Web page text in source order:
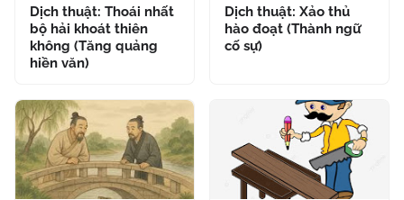
Dịch thuật: Thoái nhất
bộ hải khoát thiên
không (Tăng quảng
hiền văn)
Dịch thuật: Xảo thủ
hào đoạt (Thành ngữ
cố sự)